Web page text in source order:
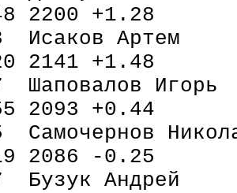
2200 +1.28
2141 +1.48
2093 +0.44
2086 -0.25